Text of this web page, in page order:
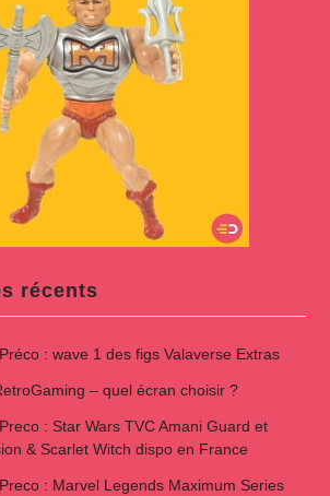
récents
: wave 1 des figs Valaverse Extras
– quel écran choisir ?
: Star Wars TVC Amani Guard et
& Scarlet Witch dispo en France
: Marvel Legends Maximum Series